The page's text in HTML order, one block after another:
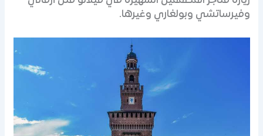
وفيرساتشي وبولغاري وغيرها.